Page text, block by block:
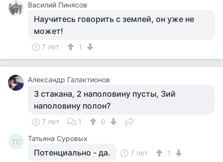
Василий Пинясов
Научитесь говорить с землей, он уже не
может!
7 лет 1
Александр Галактионов
3 стакана, 2 наполовину пусты, 3ий
наполовину полон?
7 лет 1 0
ТС Татьяна Суровых
Потенциально - да. 7 лет 1